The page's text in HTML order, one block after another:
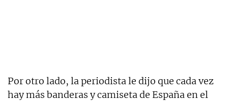
Por otro lado, la periodista le dijo que cada vez
hay más banderas y camiseta de España en el